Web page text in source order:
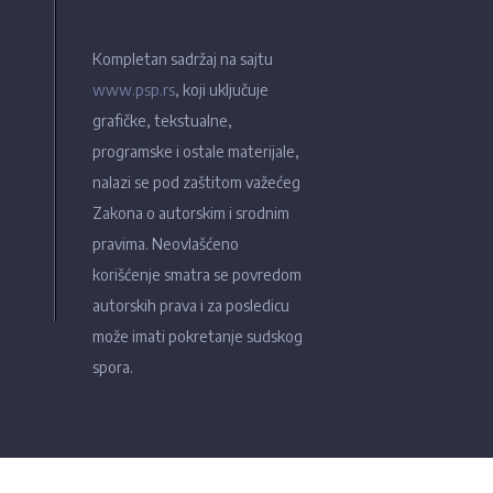
Kompletan sadržaj na sajtu
www.psp.rs, koji uključuje
grafičke, tekstualne,
programske i ostale materijale,
nalazi se pod zaštitom važećeg
Zakona o autorskim i srodnim
pravima. Neovlašćeno
korišćenje smatra se povredom
autorskih prava i za posledicu
može imati pokretanje sudskog
spora.